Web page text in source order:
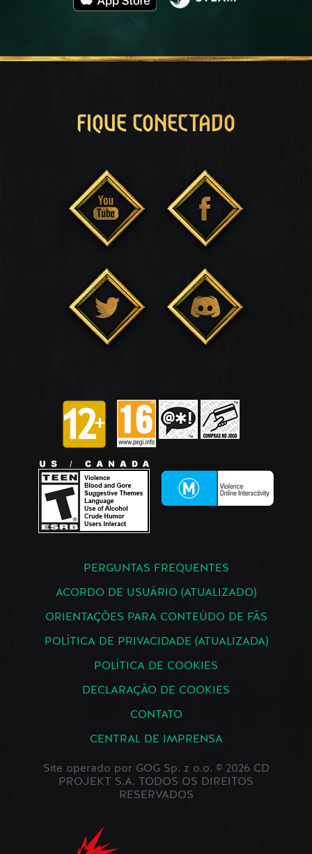
FIQUE CONECTADO
PERGUNTAS FREQUENTES
ACORDO DE USUÁRIO (ATUALIZADO)
ORIENTAÇÕES PARA CONTEÚDO DE FÃS
POLÍTICA DE PRIVACIDADE (ATUALIZADA)
POLÍTICA DE COOKIES
DECLARAÇÃO DE COOKIES
CONTATO
CENTRAL DE IMPRENSA
Site operado por GOG Sp. z o.o. © 2026 CD
PROJEKT S.A. TODOS OS DIREITOS
RESERVADOS